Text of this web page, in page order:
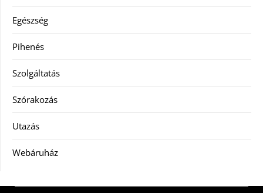
Egészség
Pihenés
Szolgáltatás
Szórakozás
Utazás
Webáruház